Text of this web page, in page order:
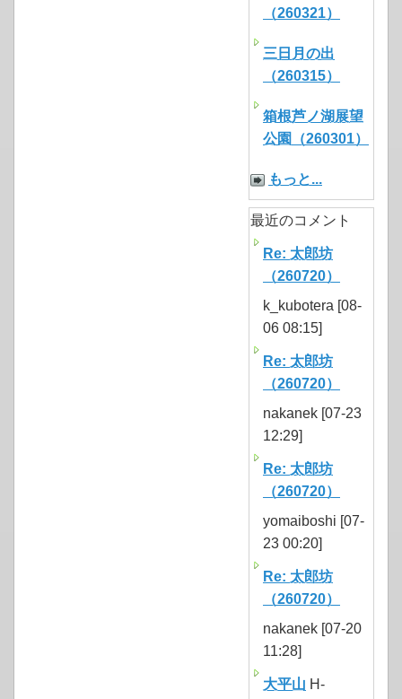
（260321）
三日月の出
（260315）
箱根芦ノ湖展望
公園（260301）
もっと...
最近のコメント
Re: 太郎坊
（260720）
k_kubotera [08-
06 08:15]
Re: 太郎坊
（260720）
nakanek [07-23
12:29]
Re: 太郎坊
（260720）
yomaiboshi [07-
23 00:20]
Re: 太郎坊
（260720）
nakanek [07-20
11:28]
大平山 H-